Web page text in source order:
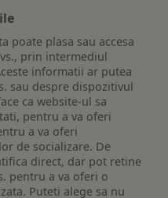
poate plasa sau accesa
prin intermediul
informatii ar putea
sau despre dispozitivul
ca website-ul sa
pentru a va oferi
a va oferi
de socializare. De
direct, dar pot retine
pentru a va oferi o
Puteti alege sa nu